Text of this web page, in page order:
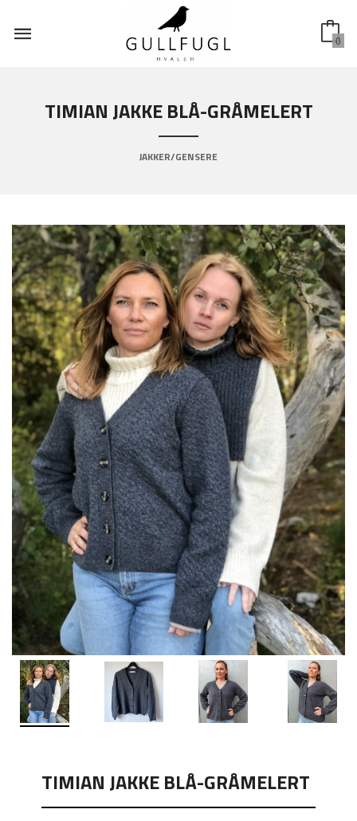
innholdet
0
TIMIAN JAKKE BLÅ-GRÅMELERT
JAKKER/GENSERE
TIMIAN JAKKE BLÅ-GRÅMELERT